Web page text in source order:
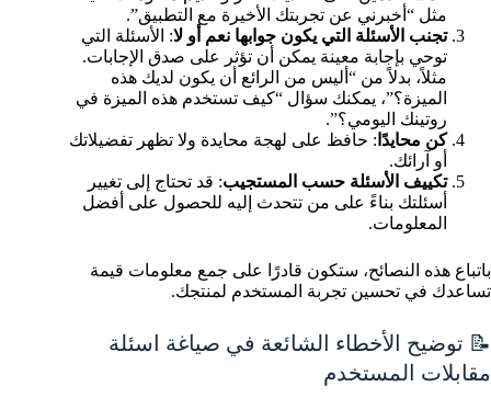
مثل “أخبرني عن تجربتك الأخيرة مع التطبيق”.
تجنب الأسئلة التي يكون جوابها نعم أو لا: الأسئلة التي
توحي بإجابة معينة يمكن أن تؤثر على صدق الإجابات.
مثلاً، بدلاً من “أليس من الرائع أن يكون لديك هذه
الميزة؟”، يمكنك سؤال “كيف تستخدم هذه الميزة في
روتينك اليومي؟”.
كن محايدًا : حافظ على لهجة محايدة ولا تظهر تفضيلاتك
أو آرائك.
تكييف الأسئلة حسب المستجيب: قد تحتاج إلى تغيير
أسئلتك بناءً على من تتحدث إليه للحصول على أفضل
المعلومات.
باتباع هذه النصائح، ستكون قادرًا على جمع معلومات قيمة
تساعدك في تحسين تجربة المستخدم لمنتجك.
📝 توضيح الأخطاء الشائعة في صياغة اسئلة
مقابلات المستخدم